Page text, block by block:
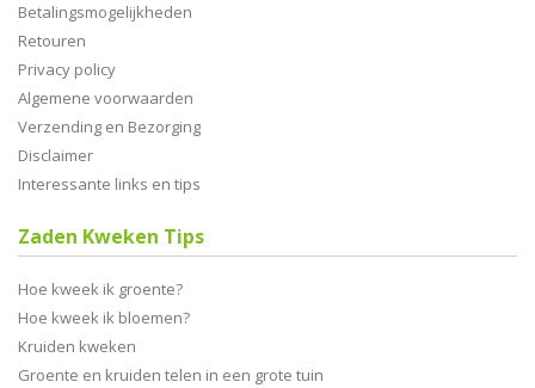
Betalingsmogelijkheden
Retouren
Privacy policy
Algemene voorwaarden
Verzending en Bezorging
Disclaimer
Interessante links en tips
Zaden Kweken Tips
Hoe kweek ik groente?
Hoe kweek ik bloemen?
Kruiden kweken
Groente en kruiden telen in een grote tuin